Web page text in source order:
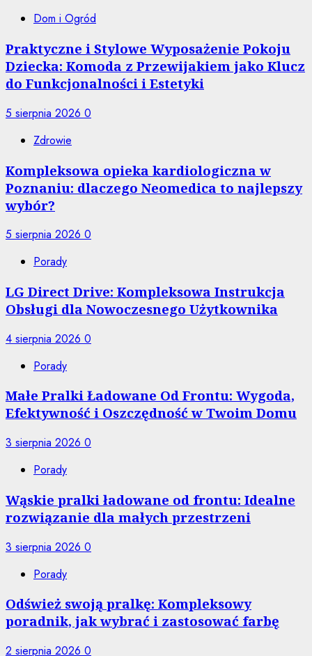
Dom i Ogród
Praktyczne i Stylowe Wyposażenie Pokoju
Dziecka: Komoda z Przewijakiem jako Klucz
do Funkcjonalności i Estetyki
5 sierpnia 2026 0
Zdrowie
Kompleksowa opieka kardiologiczna w
Poznaniu: dlaczego Neomedica to najlepszy
wybór?
5 sierpnia 2026 0
Porady
LG Direct Drive: Kompleksowa Instrukcja
Obsługi dla Nowoczesnego Użytkownika
4 sierpnia 2026 0
Porady
Małe Pralki Ładowane Od Frontu: Wygoda,
Efektywność i Oszczędność w Twoim Domu
3 sierpnia 2026 0
Porady
Wąskie pralki ładowane od frontu: Idealne
rozwiązanie dla małych przestrzeni
3 sierpnia 2026 0
Porady
Odśwież swoją pralkę: Kompleksowy
poradnik, jak wybrać i zastosować farbę
2 sierpnia 2026 0